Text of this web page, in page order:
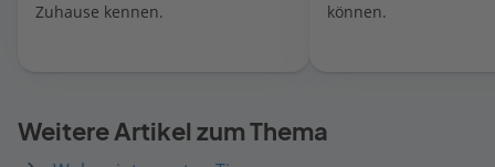
Zuhause kennen.
können.
Weitere Artikel zum Thema